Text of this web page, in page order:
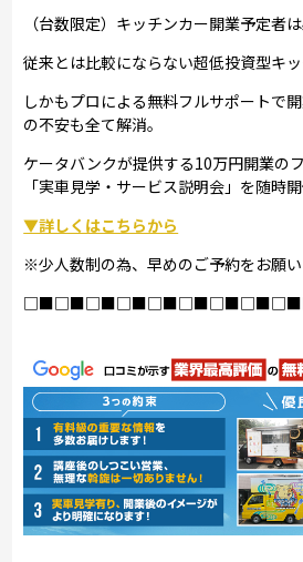
（台数限定）キッチンカー開業予定者は
従来とは比較にならない超低投資型キッ
しかもプロによる無料フルサポートで
の不安も全て解消。
ケータバンクが提供する10万円開業の
「実車見学・サービス説明会」を随時開
▼詳しくはこちらから
※少人数制の為、早めのご予約をお願い